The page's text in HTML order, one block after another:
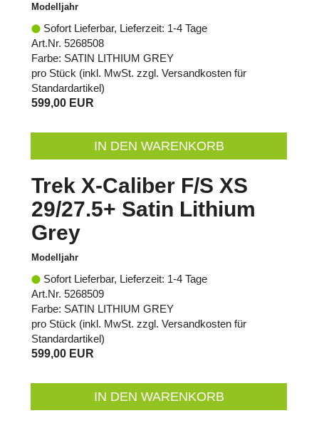
Modelljahr
Sofort Lieferbar, Lieferzeit: 1-4 Tage
Art.Nr. 5268508
Farbe: SATIN LITHIUM GREY
pro Stück (inkl. MwSt. zzgl. Versandkosten für
Standardartikel)
599,00 EUR
IN DEN WARENKORB
Trek X-Caliber F/S XS
29/27.5+ Satin Lithium
Grey
Modelljahr
Sofort Lieferbar, Lieferzeit: 1-4 Tage
Art.Nr. 5268509
Farbe: SATIN LITHIUM GREY
pro Stück (inkl. MwSt. zzgl. Versandkosten für
Standardartikel)
599,00 EUR
IN DEN WARENKORB